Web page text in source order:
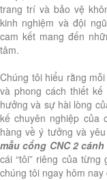
trang trí và bảo vệ
kinh nghiệm và đội
cam kết mang đến
tâm.
Chúng tôi hiểu rằng
và phong cách thiết
hưởng và sự hài lòng
kế chuyên nghiệp của
hàng về ý tưởng và
mẫu cổng CNC 2
cái “tôi” riêng của
chúng tôi ngay hôm